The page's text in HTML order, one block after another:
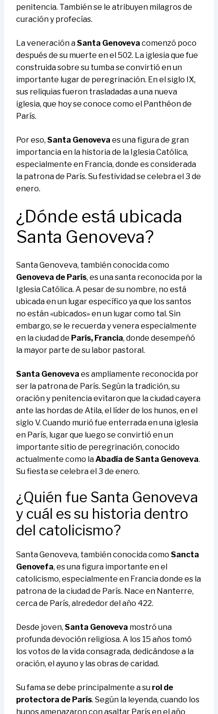
penitencia. También se le atribuyen milagros de
curación y profecías.
La veneración aSanta Genoveva comenzó poco
después de su muerte en el 502. La iglesia que fue
construida sobre su tumba se convirtió en un
importante lugar de peregrinación. En el siglo IX,
sus reliquias fueron trasladadas a una nueva
iglesia, que hoy se conoce como el Panthéon de
París.
Por eso, Santa Genoveva es una figura de gran
importancia en la historia de la Iglesia Católica,
especialmente en Francia, donde es considerada
la patrona de París. Su festividad se celebra el 3 de
enero.
¿Dónde está ubicada
Santa Genoveva?
Santa Genoveva, también conocida como
Genoveva de París, es una santa reconocida por la
Iglesia Católica. A pesar de su nombre, no está
ubicada en un lugar específico ya que los santos
no están «ubicados» en un lugar como tal. Sin
embargo, se le recuerda y venera especialmente
en la ciudad de París, Francia, donde desempeñó
la mayor parte de su labor pastoral.
Santa Genoveva es ampliamente reconocida por
ser la patrona de París. Según la tradición, su
oración y penitencia evitaron que la ciudad cayera
ante las hordas de Atila, el líder de los hunos, en el
siglo V. Cuando murió fue enterrada en una iglesia
en París, lugar que luego se convirtió en un
importante sitio de peregrinación, conocido
actualmente como la Abadía de Santa Genoveva.
Su fiesta se celebra el 3 de enero.
¿Quién fue Santa Genoveva
y cuál es su historia dentro
del catolicismo?
Santa Genoveva, también conocida como Sancta
Genovefa, es una figura importante en el
catolicismo, especialmente en Francia donde es la
patrona de la ciudad de París. Nace en Nanterre,
cerca de París, alrededor del año 422.
Desde joven, Santa Genoveva mostró una
profunda devoción religiosa. A los 15 años tomó
los votos de la vida consagrada, dedicándose a la
oración, el ayuno y las obras de caridad.
Su fama se debe principalmente a su rol de
protectora de París. Según la leyenda, cuando los
hunos amenazaron con asaltar París en el año